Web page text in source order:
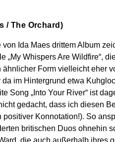
/ The Orchard)
Ida Maes drittem Album
„My Whispers Are Wildfire“,
ähnlicher Form vielleicht eher
im Hintergrund etwa
Song „Into Your River“ ist
gedacht, dass ich diesen
positiver Konnotation!). So
britischen Duos ohnehin